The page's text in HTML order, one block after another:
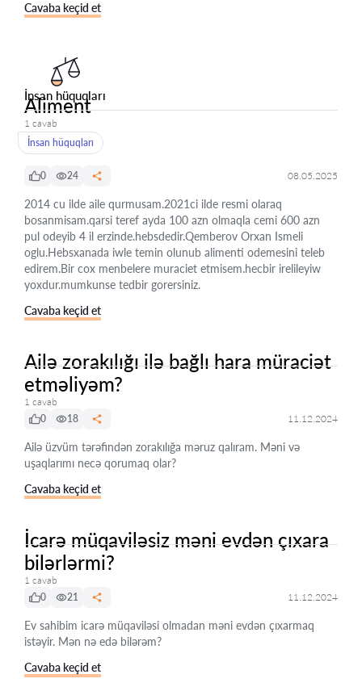
Cavaba keçid et
İnsan hüquqları
Aliment
1 cavab
İnsan hüquqları
0 24 08.05.2025
2014 cu ilde aile qurmusam.2021ci ilde resmi olaraq
bosanmisam.qarsi teref ayda 100 azn olmaqla cemi 600 azn
pul odeyib 4 il erzinde.hebsdedir.Qemberov Orxan Ismeli
oglu.Hebsxanada iwle temin olunub alimenti odemesini teleb
edirem.Bir cox menbelere muraciet etmisem.hecbir irelileyiw
yoxdur.mumkunse tedbir gorersiniz.
Cavaba keçid et
Ailə zorakılığı ilə bağlı hara müraciət
etməliyəm?
1 cavab
0
18 11.12.2024
Ailə üzvüm tərəfindən zorakılığa məruz qalıram. Məni və
uşaqlarımı necə qorumaq olar?
Cavaba keçid et
İcarə müqaviləsiz məni evdən çıxara
bilərlərmi?
1 cavab
0
21 11.12.2024
Ev sahibim icarə müqaviləsi olmadan məni evdən çıxarmaq
istəyir. Mən nə edə bilərəm?
Cavaba keçid et